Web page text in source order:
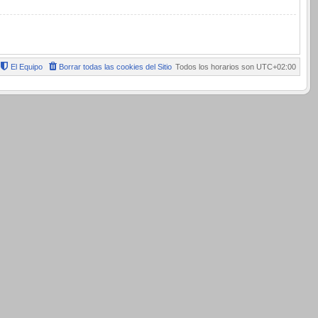
Todos los horarios son UTC+02:00
Borrar todas las cookies del Sitio
El Equipo